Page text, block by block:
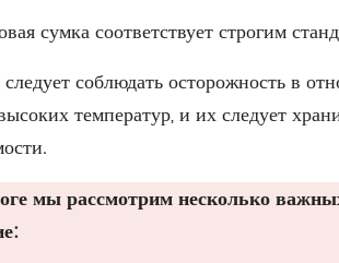
сумка соответствует строгим
соблюдать осторожность в
температур, и их следует
мы рассмотрим несколько